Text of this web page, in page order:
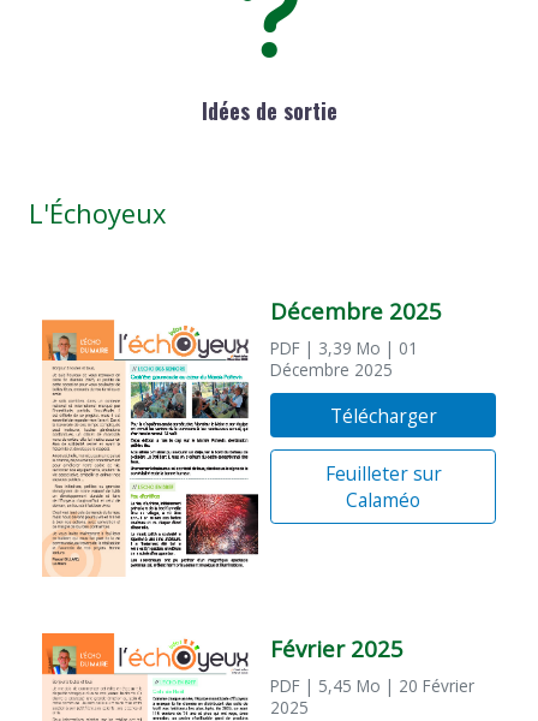
Idées de sortie
L'Échoyeux
Décembre 2025
PDF | 3,39 Mo | 01
Décembre 2025
Télécharger
Feuilleter sur
Calaméo
Février 2025
PDF | 5,45 Mo | 20 Février
2025